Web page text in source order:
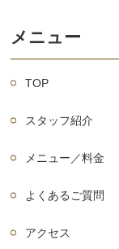
メニュー
TOP
スタッフ紹介
メニュー／料金
よくあるご質問
アクセス